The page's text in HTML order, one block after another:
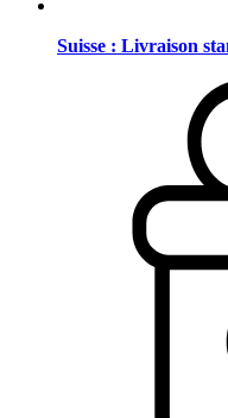
Suisse : Livraison